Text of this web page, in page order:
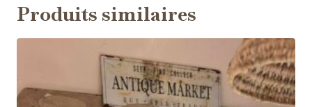
Produits similaires